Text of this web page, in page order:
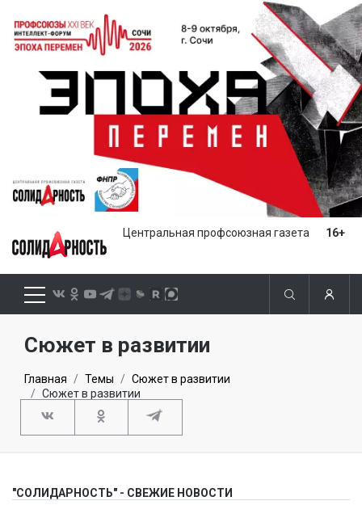
Центральная профсоюзная газета 16+
Сюжет в развитии
Главная Темы
Сюжет в развитии
Сюжет в развитии
"СОЛИДАРНОСТЬ" - СВЕЖИЕ НОВОСТИ